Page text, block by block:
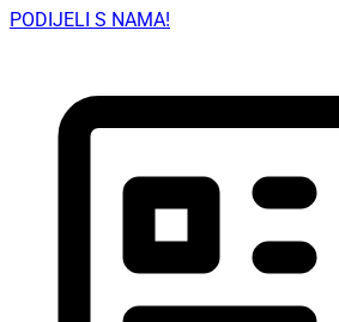
PODIJELI S NAMA!